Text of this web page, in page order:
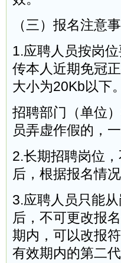
（三）报名注意
1.应聘人员按岗
传本人近期免冠
大小为20Kb以下。
招聘部门（单位
员弄虚作假的，
2.长期招聘岗位
后，根据报名情
3.应聘人员只能
后，不可更改报
期内，可以改报
有效期内的第二